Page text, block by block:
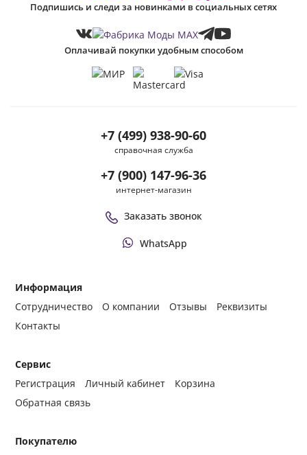
Информация
Сотрудничество
О компании Отзывы
Реквизиты
Контакты
Сервис
Регистрация
Личный кабинет
Корзина
Обратная связь
Покупателю
+7 (499) 938-90-60
справочная служба
+7 (900) 147-96-36
интернет-магазин
Заказать звонок
WhatsApp
Подпишись и следи за новинками в социальных сетях
Оплачивай покупки удобным способом